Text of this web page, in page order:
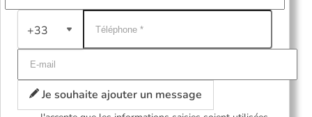
+33
Je souhaite ajouter un message